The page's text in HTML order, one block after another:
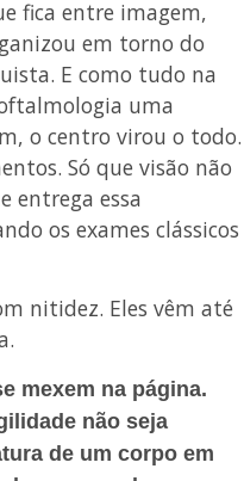
fica entre imagem,
em torno do
E como tudo na
uma
o centro virou o todo.
Só que visão não
entrega essa
os exames clássicos
nitidez. Eles vêm até
mexem na página.
não seja
de um corpo em